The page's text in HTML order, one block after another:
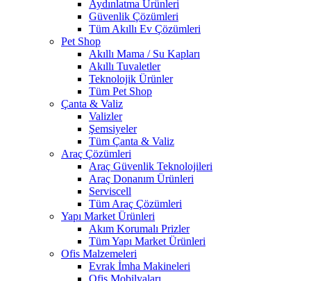
Aydınlatma Ürünleri
Güvenlik Çözümleri
Tüm Akıllı Ev Çözümleri
Pet Shop
Akıllı Mama / Su Kapları
Akıllı Tuvaletler
Teknolojik Ürünler
Tüm Pet Shop
Çanta & Valiz
Valizler
Şemsiyeler
Tüm Çanta & Valiz
Araç Çözümleri
Araç Güvenlik Teknolojileri
Araç Donanım Ürünleri
Serviscell
Tüm Araç Çözümleri
Yapı Market Ürünleri
Akım Korumalı Prizler
Tüm Yapı Market Ürünleri
Ofis Malzemeleri
Evrak İmha Makineleri
Ofis Mobilyaları